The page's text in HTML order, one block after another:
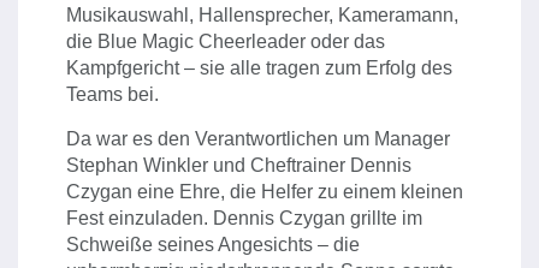
Musikauswahl, Hallensprecher, Kameramann,
die Blue Magic Cheerleader oder das
Kampfgericht – sie alle tragen zum Erfolg des
Teams bei.
Da war es den Verantwortlichen um Manager
Stephan Winkler und Cheftrainer Dennis
Czygan eine Ehre, die Helfer zu einem kleinen
Fest einzuladen. Dennis Czygan grillte im
Schweiße seines Angesichts – die